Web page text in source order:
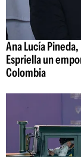
Ana Lucía
Espriella un
Colombia